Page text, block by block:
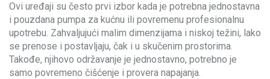
Ovi uređaji su često prvi izbor kada je potrebna jednostavna
i pouzdana pumpa za kućnu ili povremenu profesionalnu
upotrebu. Zahvaljujući malim dimenzijama i niskoj težini, lako
se prenose i postavljaju, čak i u skučenim prostorima.
Takođe, njihovo održavanje je jednostavno, potrebno je
samo povremeno čišćenje i provera napajanja.